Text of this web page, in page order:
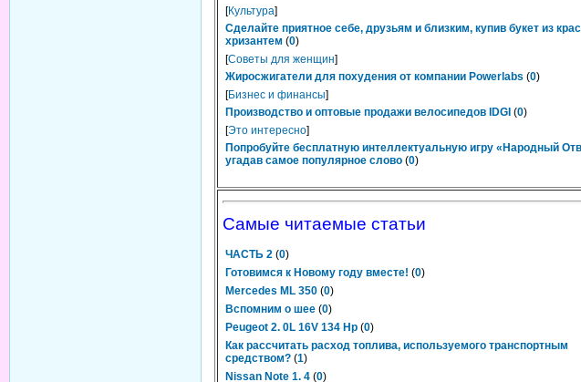
[Культура]
Сделайте приятное себе, друзьям и близким, купив букет из
хризантем (0)
[Советы для женщин]
Жиросжигатели для похудения от компании Powerlabs (0)
[Бизнес и финансы]
Производство и оптовые продажи велосипедов IDGI (0)
[Это интересно]
Попробуйте бесплатную интеллектуальную игру «Народный
угадав самое популярное слово (0)
Самые читаемые статьи
ЧАСТЬ 2 (0)
Готовимся к Новому году вместе! (0)
Mercedes ML 350 (0)
Вспомним о шее (0)
Peugeot 2. 0L 16V 134 Hp (0)
Как рассчитать расход топлива, используемого транспортным
средством? (1)
Nissan Note 1. 4 (0)